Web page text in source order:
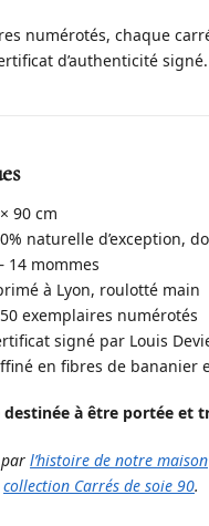
numérotés, chaque
d’authenticité signé.
90 cm
naturelle d’exception,
14 mommes
à Lyon, roulotté main
50 exemplaires numérotés
signé par Louis
en fibres de bananier
à être portée et
l’histoire de notre maison
collection Carrés de soie 90.